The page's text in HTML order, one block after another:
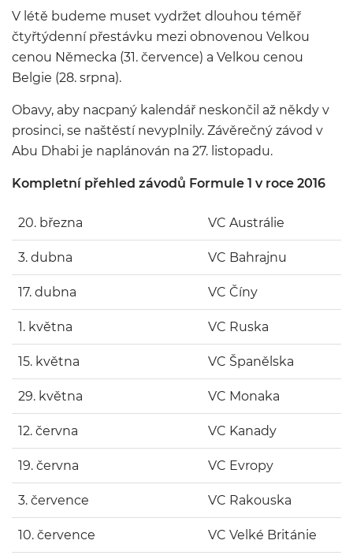
V létě budeme muset vydržet dlouhou téměř
čtyřtýdenní přestávku mezi obnovenou Velkou
cenou Německa (31. července) a Velkou cenou
Belgie (28. srpna).
Obavy, aby nacpaný kalendář neskončil až někdy v
prosinci, se naštěstí nevyplnily. Závěrečný závod v
Abu Dhabi je naplánován na 27. listopadu.
Kompletní přehled závodů Formule 1 v roce 2016
20. března VC Austrálie
3. dubna VC Bahrajnu
17. dubna VC Číny
1. května VC Ruska
15. května VC Španělska
29. května VC Monaka
12. června VC Kanady
19. června VC Evropy
3. července VC Rakouska
10. července VC Velké Británie